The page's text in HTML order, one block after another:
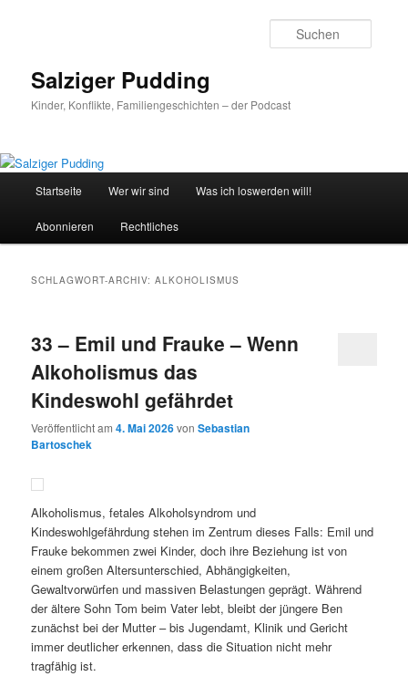
Salziger Pudding
Kinder, Konflikte, Familiengeschichten – der Podcast
Startseite Wer wir sind Was ich loswerden will!
Abonnieren Rechtliches
SCHLAGWORT-ARCHIV:ALKOHOLISMUS
33 – Emil und Frauke – Wenn
Alkoholismus das
Kindeswohl gefährdet
Veröffentlicht am4. Mai 2026vonSebastian
Bartoschek
Alkoholismus, fetales Alkoholsyndrom und
Kindeswohlgefährdung stehen im Zentrum dieses Falls: Emil und
Frauke bekommen zwei Kinder, doch ihre Beziehung ist von
einem großen Altersunterschied, Abhängigkeiten,
Gewaltvorwürfen und massiven Belastungen geprägt. Während
der ältere Sohn Tom beim Vater lebt, bleibt der jüngere Ben
zunächst bei der Mutter – bis Jugendamt, Klinik und Gericht
immer deutlicher erkennen, dass die Situation nicht mehr
tragfähig ist.